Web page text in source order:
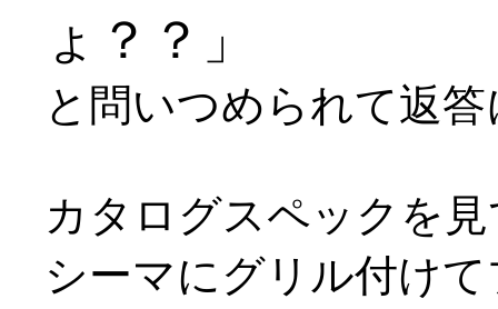
ょ？？」
と問いつめられて返
カタログスペックを
シーマにグリル付け